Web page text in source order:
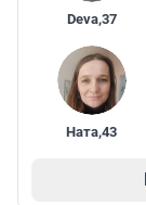
Deva,37
Ната,43